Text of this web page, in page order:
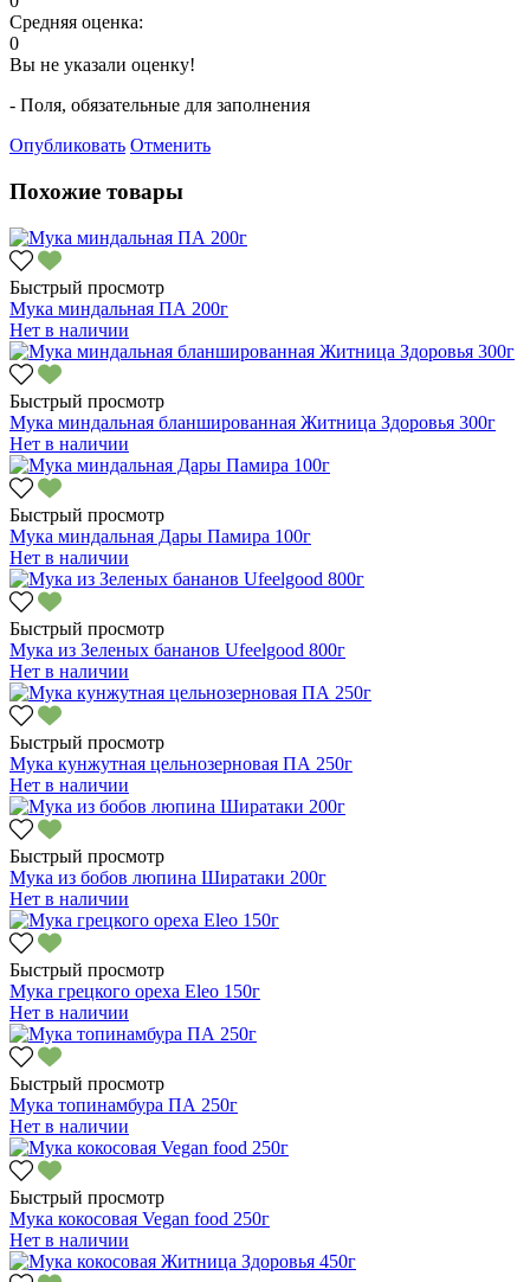
Средняя оценка:
0
Вы не указали оценку!
- Поля, обязательные для заполнения
Опубликовать Отменить
Похожие товары
Быстрый просмотр
Мука миндальная ПА 200г
Нет в наличии
Быстрый просмотр
Мука миндальная бланшированная Житница Здоровья 300г
Нет в наличии
Быстрый просмотр
Мука миндальная Дары Памира 100г
Нет в наличии
Быстрый просмотр
Мука из Зеленых бананов Ufeelgood 800г
Нет в наличии
Быстрый просмотр
Мука кунжутная цельнозерновая ПА 250г
Нет в наличии
Быстрый просмотр
Мука из бобов люпина Ширатаки 200г
Нет в наличии
Быстрый просмотр
Мука грецкого ореха Eleo 150г
Нет в наличии
Быстрый просмотр
Мука топинамбура ПА 250г
Нет в наличии
Быстрый просмотр
Мука кокосовая Vegan food 250г
Нет в наличии